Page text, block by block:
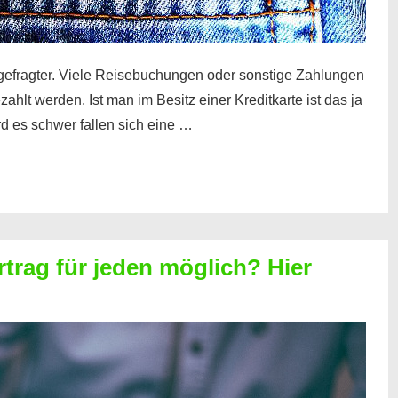
Viele Reisebuchungen oder sonstige Zahlungen
werden. Ist man im Besitz einer Kreditkarte ist das ja
es schwer fallen sich eine …
für jeden möglich? Hier